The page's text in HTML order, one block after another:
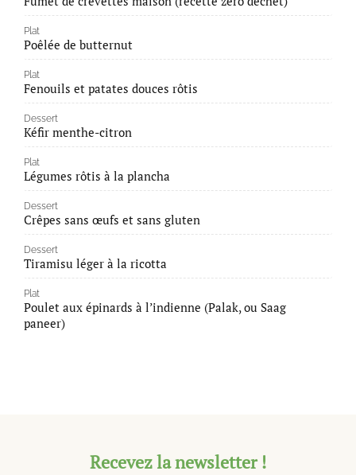
Plat
Poêlée de butternut
Plat
Fenouils et patates douces rôtis
Dessert
Kéfir menthe-citron
Plat
Légumes rôtis à la plancha
Dessert
Crêpes sans œufs et sans gluten
Dessert
Tiramisu léger à la ricotta
Plat
Poulet aux épinards à l’indienne (Palak, ou Saag
paneer)
Recevez la newsletter !